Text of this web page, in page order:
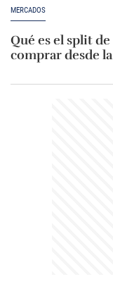
MERCADOS
Qué es el split
comprar desde